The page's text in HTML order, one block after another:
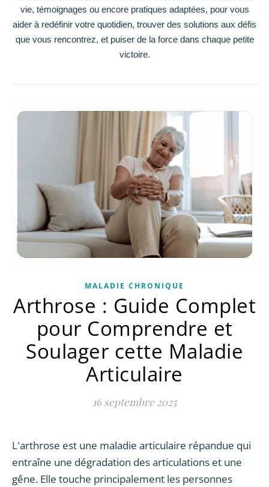
vie, témoignages ou encore pratiques adaptées, pour vous
aider à redéfinir votre quotidien, trouver des solutions aux défis
que vous rencontrez, et puiser de la force dans chaque petite
victoire.
MALADIE CHRONIQUE
Arthrose : Guide Complet
pour Comprendre et
Soulager cette Maladie
Articulaire
16 septembre 2025
L'arthrose est une maladie articulaire répandue qui
entraîne une dégradation des articulations et une
gêne. Elle touche principalement les personnes